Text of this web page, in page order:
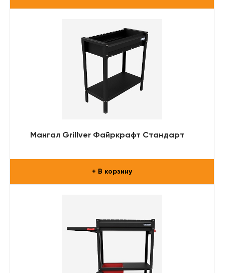
Мангал Grillver Файркрафт Стандарт
+ В корзину